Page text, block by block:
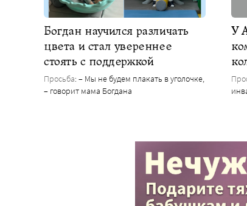
Богдан научился различать
цвета и стал увереннее
стоять с поддержкой
Просьба: – Мы не будем плакать в уголочке,
– говорит мама Богдана
У